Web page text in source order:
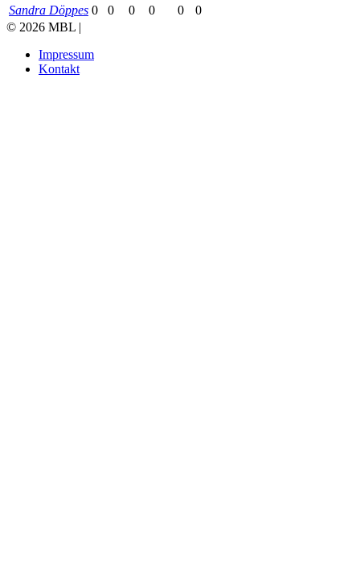
Sandra Döppes 0 0 0 0 0
0
© 2026 MBL |
Impressum
Kontakt